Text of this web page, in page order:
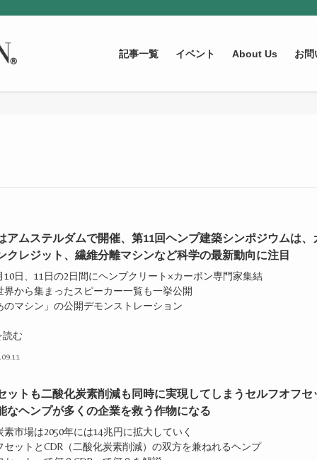
記事一覧 イベント About Us お問
アムステルダムで開催、第11回ヘンプ建築シンポジウムは、
クレジット、繊維分離マシンなど科学の最新動向に注目
日、11日の2日間にヘンプクリート×カーボン専門家集結
から集まったスピーカー一覧も一挙公開
マシン」の公開デモンストレーション
読む
ットも二酸化炭素削減も同時に実現してしまうセルフオフセ
なヘンプが多くの企業を救う作物になる
市場は2050年には14兆円に拡大していく
ットとCDR（二酸化炭素削減）の双方を兼ねれるヘンプ